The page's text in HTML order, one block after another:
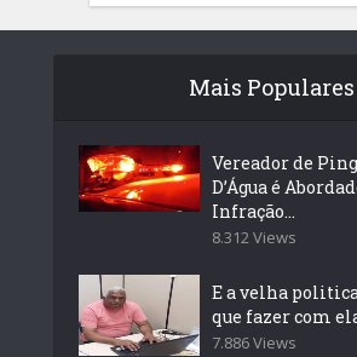
Mais Populares
Vereador de
D’Água é
Infração...
8.312 Views
E a velha
que fazer com
7.886 Views